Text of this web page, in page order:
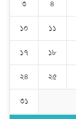
মেহেদীপুর
রমজান
জাবাল-ই-নূর
৩ ৪
১০ ১১
১৭ ১৮
২৪ ২৫
৩১